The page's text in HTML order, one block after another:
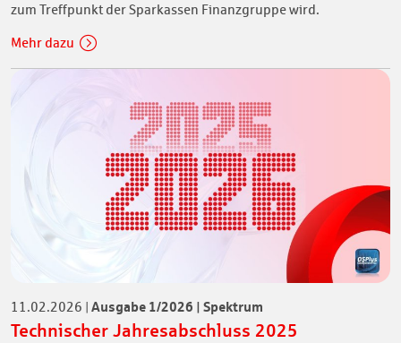
zum Treffpunkt der Sparkassen Finanzgruppe wird.
Mehr dazu
11.02.2026 | Ausgabe 1/2026 | Spektrum
Technischer Jahresabschluss 2025